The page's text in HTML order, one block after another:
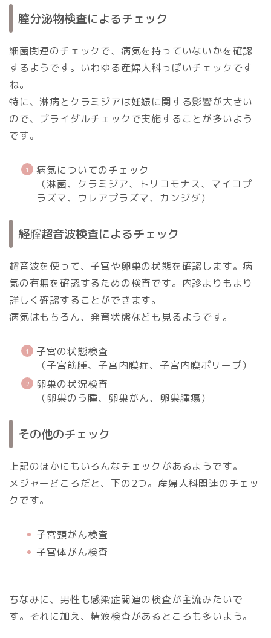
膣分泌物検査によるチェック
細菌関連のチェックで、病気を持っていないかを確認
するようです。いわゆる産婦人科っぽいチェックです
ね。
特に、淋病とクラミジアは妊娠に関する影響が大きい
ので、ブライダルチェックで実施することが多いよう
です。
病気についてのチェック
（淋菌、クラミジア、トリコモナス、マイコプ
ラズマ、ウレアプラズマ、カンジダ）
経腟超音波検査によるチェック
超音波を使って、子宮や卵巣の状態を確認します。病
気の有無を確認するための検査です。内診よりもより
詳しく確認することができます。
病気はもちろん、発育状態なども見るようです。
子宮の状態検査
（子宮筋腫、子宮内膜症、子宮内膜ポリープ）
卵巣の状況検査
（卵巣のう腫、卵巣がん、卵巣腫瘍）
その他のチェック
上記のほかにもいろんなチェックがあるようです。
メジャーどころだと、下の2つ。産婦人科関連のチェッ
クです。
子宮頸がん検査
子宮体がん検査
ちなみに、男性も感染症関連の検査が主流みたいで
す。それに加え、精液検査があるところも多いよう。